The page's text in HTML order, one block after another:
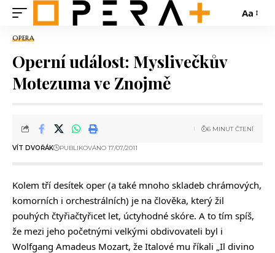
Aa
OPERA
Operní událost: Myslivečkův
Motezuma ve Znojmě
VÍT DVOŘÁK PUBLIKOVÁNO 17/07/2011
6 MINUT ČTENÍ
Kolem tří desítek oper (a také mnoho skladeb chrámových,
komorních i orchestrálních) je na člověka, který žil
pouhých čtyřiačtyřicet let, úctyhodné skóre. A to tím spíš,
že mezi jeho početnými velkými obdivovateli byl i
Wolfgang Amadeus Mozart, že Italové mu říkali „Il divino